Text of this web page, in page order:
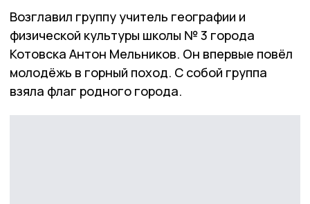
Возглавил группу учитель географии и
физической культуры школы № 3 города
Котовска Антон Мельников. Он впервые повёл
молодёжь в горный поход. С собой группа
взяла флаг родного города.